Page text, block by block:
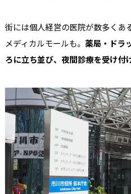
街には個人経営の医院が数多くあ
メディカルモールも。 薬局・ドラ
ろに立ち並び、夜間診療を受け付